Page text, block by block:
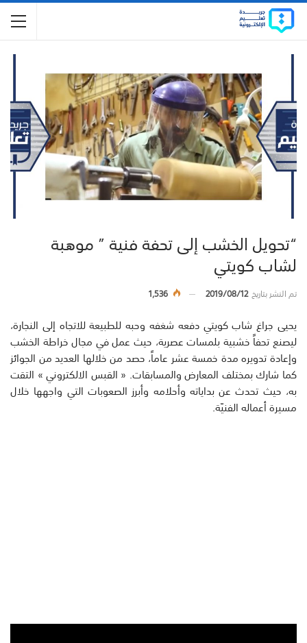
“تحويل الخشب إلى تحفة فنية ” موهبة
لشاب كويتي
تم النشر بتاريخ2019/08/12
1,536
يحيى جراغ شاب كويتي دفعه شغفه وحبه للطبيعة للاتجاه إلى النجارة،
ليصنع تحفاً خشبية بلمسات عصرية، حيث عمل في مجال خراطة الخشب
وإعادة تدويره مدة خمسة عشر عاماً، حصد من خلالها العديد من الجوائز
كما شارك بمختلف المعارض والمسابقات. « القبس الالكتروني » التقت
به، حيث تحدث عن بداياته وأحلامه وأبرز الصعوبات التي واجهها خلال
مسيرة أعماله الفنيّة.